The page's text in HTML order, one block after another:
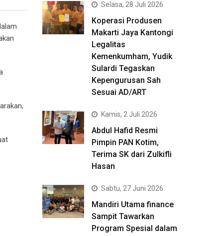
Selasa, 28 Juli 2026
Koperasi Produsen
Makarti Jaya Kantongi
Legalitas
Kemenkumham, Yudik
Sulardi Tegaskan
Kepengurusan Sah
Sesuai AD/ART
Kamis, 2 Juli 2026
Abdul Hafid Resmi
Pimpin PAN Kotim,
Terima SK dari Zulkifli
Hasan
Sabtu, 27 Juni 2026
Mandiri Utama finance
Sampit Tawarkan
Program Spesial dalam